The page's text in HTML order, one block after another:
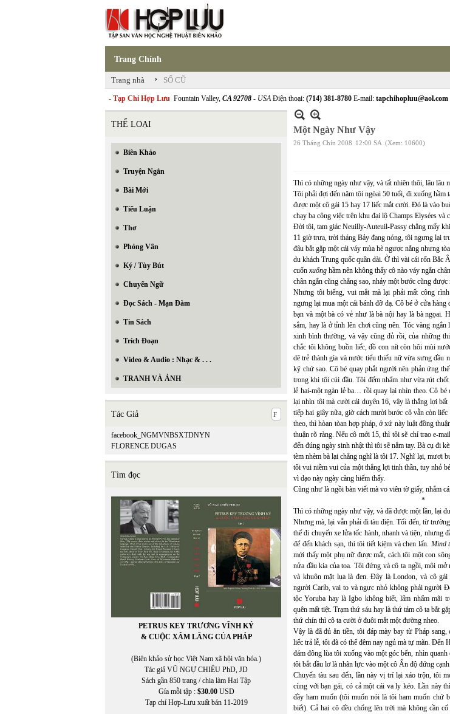
Trang Chính
Trang nhà › SỐ CŨ
- Tạp Chí Hợp Lưu Fountain Valley, CA 92708 - USAĐiện thoại: (714) 381-8780 E-mail: tapchihopluu@aol.com
THỂ LOẠI
Biên Khảo
Truyện Ngắn
Bài Mới
Tiểu Luận
Thơ
Phỏng Vấn
Ký / Tùy Bút
Chuyển Ngữ
Đọc Sách - Mạn Đàm
Tin Sách
Trích Đoạn
Video & Audio : Nhạc & . . .
TRANH VÀ ẢNH
Tác Giả
facebook_NGMVNBSXTDNYN
FLORENCE DUGAS
Tìm đọc
PETRUS KEY TRƯƠNG VĨNH KÝ
& CUỘC XÂM LĂNG CỦA PHÁP
(Biên khảo sử học Việt Nam xã hội văn hóa.)
Tác giả VŨ NGỰ CHIÊU PhD, JD
Sách gần 850 trang / chia làm Hai Tập
Gía mỗi tập : $30.00USD
Tạp chí Hợp-Lưu xuất bản 11-2019
Một Ngày Như Vậy
26 Tháng Chín 2008 12:00 SA (Xem: 10600)
Thì có những ngày như vậy, và tất nhiên thôi, lâu lâu
Tôi phải đợi đến năm tôi ngòai 50 tuổi, đi xuống hầm
được một cô gái 15 hay 17 liếc mắt cười. Đó là vào
chạy ba công việc trên khu đại lộ Champs Elysées và
Đời tôi, tam giác Neuilly-Auteuil-Passy chẳng mấy
11 giờ trưa, trời tháng Bảy đang nóng, tôi ngưng lại
đâu bắt gặp một cái váy mùa hè ngược nắng nhưng
du khách Trung quốc quần dài. Ờ thì vài cái rốn Bắc
cuốn xuống hầm nên không thấy cô nào váy ngắn
chân ngắn cũng chẳng sao, nhảy một bước cũng
Nhưng tôi biếng, vui mắt mà lại phải mất công
ngưng lại mua một cái bánh đỡ dạ. Cô bé ở cửa
bạn và một bà có vẻ như là bà nội hay là bà ngọai.
sắm, hay là ở tỉnh lên chơi cũng nên. Tóc vàng
xinh bình thường, và vậy cũng đủ rồi, của những
chắc tôi không buồn liếc, đồ con nít còn hôi mùi
dê trẻ thành gìa và nước tiểu thiếu nữ vừa sưng đầu
kỹ chứ sao. Cô bé quay phắt người nên phản ứng
trong khi tôi cúi đầu. Tôi đếm nhẩm như vừa rút
lẻ hai-một ngàn lẻ ba… rồi quay lại nhìn theo. Cô bé
lại nhìn tôi mà cười cái duyên 16, vậy là thắng lợi
tiếp hai giây nữa, giờ cách mười bước cô vẫn còn
theo, thì hòan tòan hợp pháp, ở xứ này luật đồng
thuận rõ ràng. Nếu cô mới 15, thì tôi sẽ chỉ trao e-
đến đúng ngày sinh nhật thì tôi sẽ nắm tay. Bà cụ đi
tèm nhèm bà lại chẳng nghĩ là tôi 17. Nghĩ lại, mươi
tôi vui niềm vui của một thắng lợi tinh thần, tuy nhỏ
vì dạo này ngày càng hiếm thấy.
Cũng như là ngồi bàn viết mà vo viên tờ giấy, nhắm
*
Thì có những ngày như vậy, và đã được một lần, lại
Nhưng mà, lại vẫn phải đi tàu điện. Tối đến, từ
thể đi chuyến xe lửa tốc hành, nhanh và tiện, nhưng
để đến khách sạn, thì tôi tiết kiệm và chen lấn. Mind
mới thấy một phụ nữ được mắt, cách tôi một con
nửa đầu kia của toa. Tôi đứng và cô ta ngồi, môi mở
và khuôn mặt lụa là đen. Đây là London, và cô
người Caríb, vai to và ngực nhỏ không phải người
tộc Yoruba hay là Igbo không biết, lẩm nhẩm mãi
quên mất tiệt. Trạm thứ sáu hay là thứ tám cô ta bắt
thứ chín thì cô ta cười ở đuôi mắt một đường nheo.
Vậy là đã đủ ăn tiền, tôi đáp mày bay từ Pháp
liếc trả lễ, tôi đã có thể đêm nay ngủ mà tự mãn. Đến
đám đông lùa tôi xuống vào một góc bến, nhìn
tôi bắt đầu lơ là nhãn lực vào một cô Ấn độ đứng
Chuyến tàu sau đến, lần này vị trí lại xáo trộn, tôi
cùng với bạn gái, có cả một cái va ly kéo. Lần này
đầy ham muốn (tôi muốn nói là tôi ham muốn chứ
biết). Cả hai cô đều chổng lên trời mà không cần